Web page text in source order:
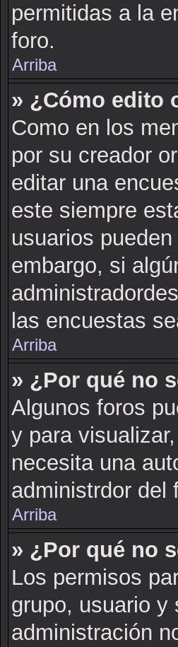
permitidas a la
foro.
Arriba
» ¿Cómo edito
Como en los
por su creador
editar una
este siempre
usuarios
embargo, si
las encuestas
Arriba
» ¿Por qué no
Algunos foros
y para
necesita una
administrdor del
Arriba
» ¿Por qué no
Los permisos
grupo, usuario y
administración